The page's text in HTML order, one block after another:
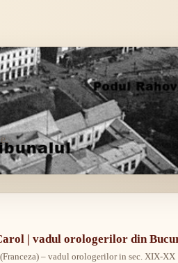
| vadul orologerilor din
– vadul orologerilor in sec. XIX-XX